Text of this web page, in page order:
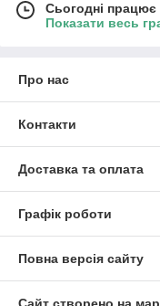
Сьогодні працює
Показати весь
Про нас
Контакти
Доставка та оплата
Графік роботи
Повна версія сайту